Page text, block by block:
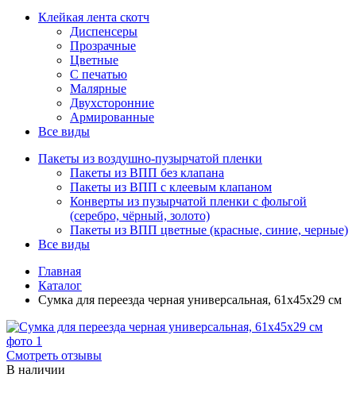
Клейкая лента скотч
Диспенсеры
Прозрачные
Цветные
С печатью
Малярные
Двухсторонние
Армированные
Все виды
Пакеты из воздушно-пузырчатой пленки
Пакеты из ВПП без клапана
Пакеты из ВПП с клеевым клапаном
Конверты из пузырчатой пленки с фольгой
(серебро, чёрный, золото)
Пакеты из ВПП цветные (красные, синие, черные)
Все виды
Главная
Каталог
Сумка для переезда черная универсальная, 61x45x29 см
Смотреть отзывы
В наличии